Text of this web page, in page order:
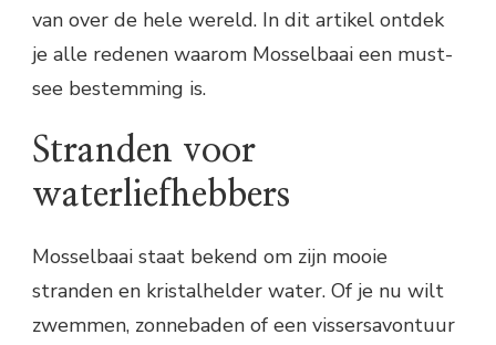
van over de hele wereld. In dit artikel ontdek
je alle redenen waarom Mosselbaai een must-
see bestemming is.
Stranden voor
waterliefhebbers
Mosselbaai staat bekend om zijn mooie
stranden en kristalhelder water. Of je nu wilt
zwemmen, zonnebaden of een vissersavontuur